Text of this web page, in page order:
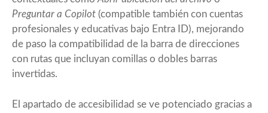
Preguntar a Copilot (compatible también con cuentas
profesionales y educativas bajo Entra ID), mejorando
de paso la compatibilidad de la barra de direcciones
con rutas que incluyan comillas o dobles barras
invertidas.
El apartado de accesibilidad se ve potenciado gracias a